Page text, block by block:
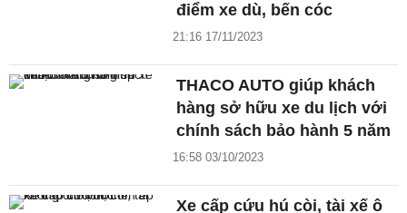
điểm xe dù, bến cóc
21:16 17/11/2023
THACO AUTO giúp khách
hàng sở hữu xe du lịch với
chính sách bảo hành 5 năm
16:58 03/10/2023
Xe cấp cứu hú còi, tài xế ô